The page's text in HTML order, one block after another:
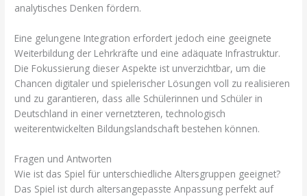
analytisches Denken fördern.
Eine gelungene Integration erfordert jedoch eine geeignete
Weiterbildung der Lehrkräfte und eine adäquate Infrastruktur.
Die Fokussierung dieser Aspekte ist unverzichtbar, um die
Chancen digitaler und spielerischer Lösungen voll zu realisieren
und zu garantieren, dass alle Schülerinnen und Schüler in
Deutschland in einer vernetzteren, technologisch
weiterentwickelten Bildungslandschaft bestehen können.
Fragen und Antworten
Wie ist das Spiel für unterschiedliche Altersgruppen geeignet?
Das Spiel ist durch altersangepasste Anpassung perfekt auf